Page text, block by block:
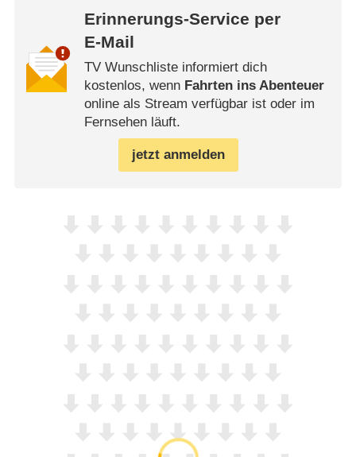
Erinnerungs-Service per
E-Mail
TV Wunschliste informiert dich
kostenlos, wenn Fahrten ins Abenteuer
online als Stream verfügbar ist oder im
Fernsehen läuft.
jetzt anmelden